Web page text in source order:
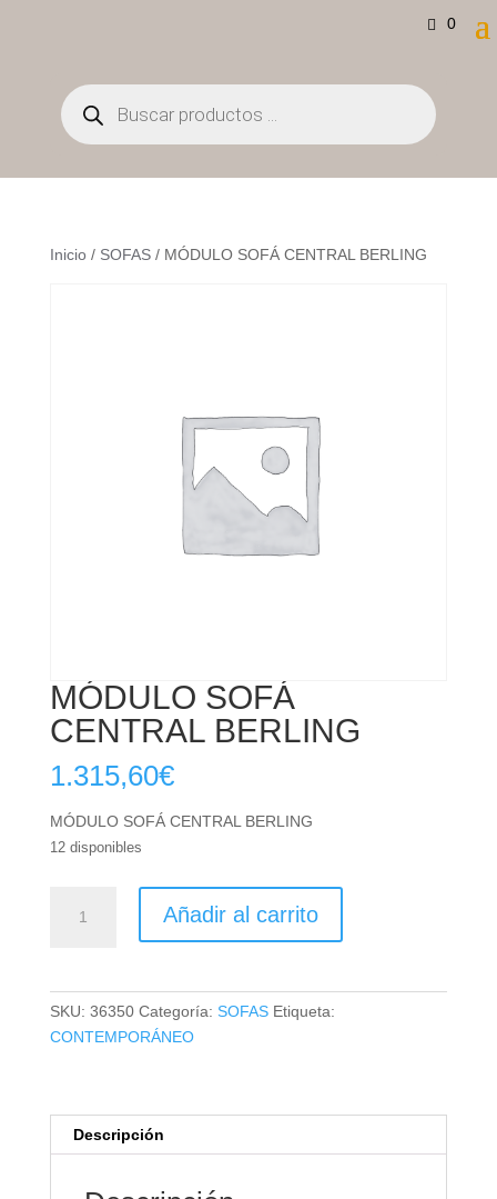
0
Búsqueda
de
productos
Inicio/ SOFAS/ MÓDULO SOFÁ CENTRAL BERLING
MÓDULO SOFÁ
CENTRAL BERLING
1.315,60€
MÓDULO SOFÁ CENTRAL BERLING
12 disponibles
SOFÁ
Añadir al carrito
SKU: 36350 Categoría: SOFAS Etiqueta:
CONTEMPORÁNEO
Descripción